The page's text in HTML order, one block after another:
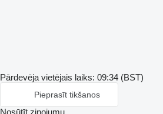
Pārdevēja vietējais laiks: 09:34 (BST)
Pieprasīt tikšanos
Nosūtīt ziņojumu